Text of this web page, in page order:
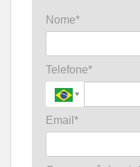
Nome*
Telefone*
Email*